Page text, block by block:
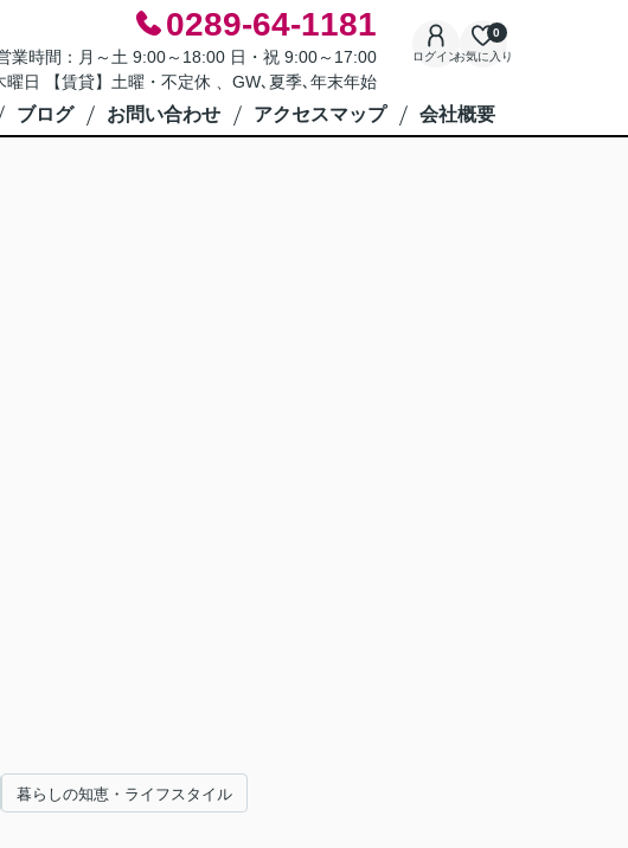
0289-64-1181
業時間：月～土 9:00～18:00 日・祝 9:00～17:00
日 【賃貸】土曜・不定休 、GW､夏季､年末年始
ログインお気に入り
0
ブログ お問い合わせ アクセスマップ 会社概要
暮らしの知恵・ライフスタイル